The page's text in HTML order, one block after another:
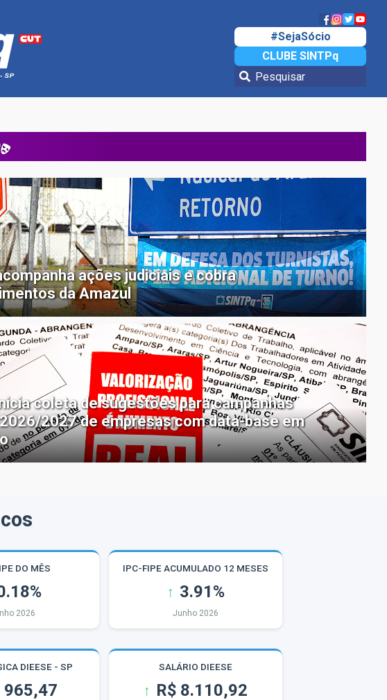
#SejaSócio
CLUBE SINTPq
ações judiciais e cobra
da Amazul
coleta de sugestões para campanhas
2027 de empresas com data-base em